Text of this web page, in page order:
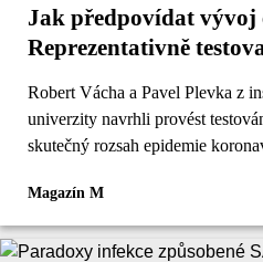
Jak předpovídat vývoj
Reprezentativně
Robert Vácha a Pavel Plevka z
univerzity navrhli provést
skutečný rozsah epidemie
Magazín M